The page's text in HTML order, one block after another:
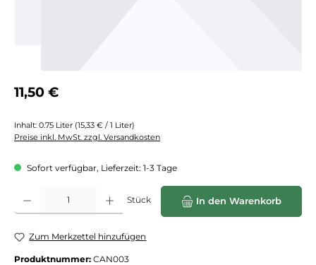
Regulärer Preis:
11,50 €
Inhalt: 0.75 Liter (15,33 € / 1 Liter)
Preise inkl. MwSt. zzgl. Versandkosten
Sofort verfügbar, Lieferzeit: 1-3 Tage
Produkt Anzahl: Gib den gewünschten Wert ein oder benutze die
Stück In den Warenkorb
Zum Merkzettel hinzufügen
Produktnummer: CAN003